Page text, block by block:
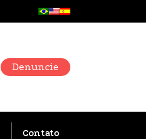
Denuncie
Contato